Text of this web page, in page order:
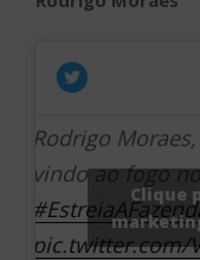
Rodrigo
vindo ao fogo
pic.twitter.com/
Clique